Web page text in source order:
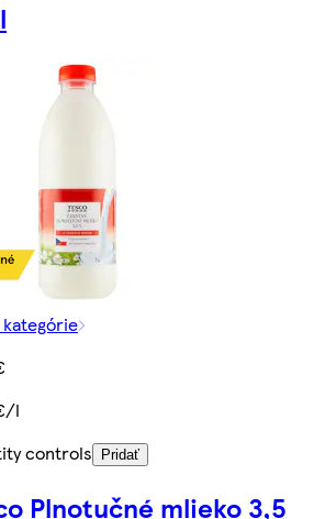
kategórie
l
controls
Pridať
Plnotučné mlieko 3,5